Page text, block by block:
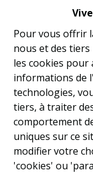
Pour vous offrir
nous et des
les cookies pour
informations de
technologies,
tiers, à traiter
comportement
uniques sur ce
modifier votre
'cookies' ou